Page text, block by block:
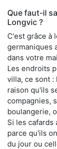
Que faut-il
Longvic ?
C'est grâce à
germaniques
dans votre
Les endroits
villa, ce sont :
raison qu'ils
compagnies,
boulangerie,
Si les
parce qu'ils
du jour ou